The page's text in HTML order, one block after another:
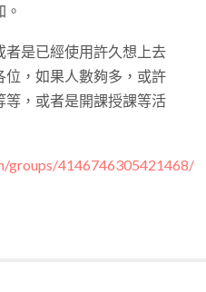
者是已經使用許久想上去
，如果人數夠多，或許
，或者是開課授課等活
groups/4146746305421468/